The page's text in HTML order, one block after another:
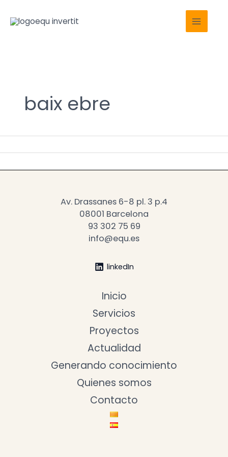
Main
Menu
baix ebre
Av. Drassanes 6-8 pl. 3 p.4
08001 Barcelona
93 302 75 69
info@equ.es
linkedIn
Inicio
Servicios
Proyectos
Actualidad
Generando conocimiento
Quienes somos
Contacto